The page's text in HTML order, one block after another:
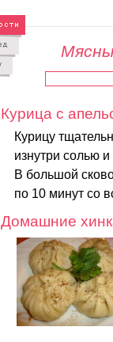
Курица с
Курицу
изнутри солью
В большой
по 10 минут со
Домашние